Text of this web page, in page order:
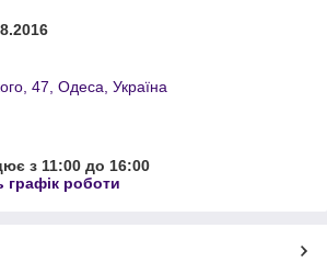
47, Одеса, Україна
з 11:00 до 16:00
графік роботи